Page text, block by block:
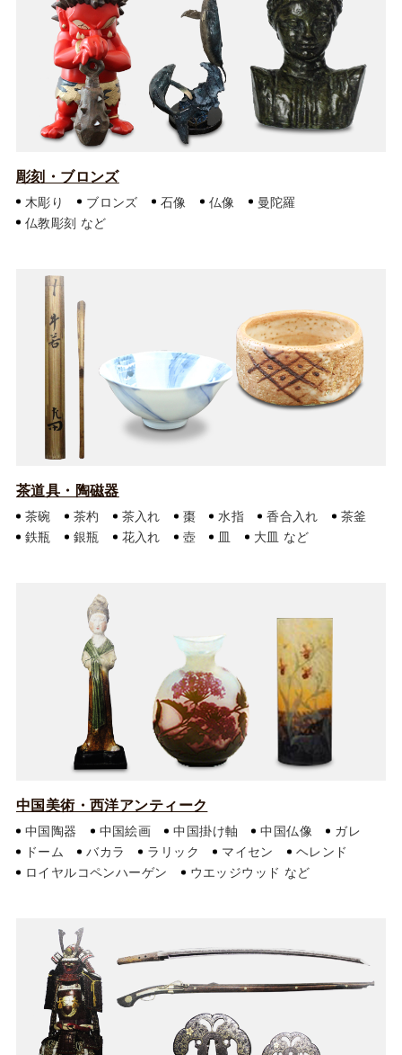
彫刻・ブロンズ
木彫り ブロンズ 石像 仏像
曼陀羅
仏教彫刻
茶道具・陶磁器
茶碗 茶杓 茶入れ 棗 水指 香合入れ
茶釜
鉄瓶
銀瓶 花入れ 壺 皿 大皿
中国美術・西洋アンティーク
中国陶器 中国絵画 中国掛け軸 中国仏像
ガレ
ドーム
バカラ ラリック マイセン
ヘレンド
ロイヤルコペンハーゲン
ウエッジウッド